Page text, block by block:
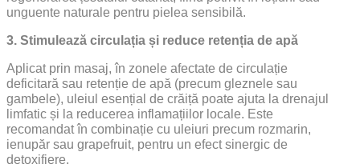
unguente naturale pentru pielea sensibilă.
3. Stimulează circulația și reduce retenția de apă
Aplicat prin masaj, în zonele afectate de circulație
deficitară sau retenție de apă (precum gleznele sau
gambele), uleiul esențial de crăiță poate ajuta la drenajul
limfatic și la reducerea inflamațiilor locale. Este
recomandat în combinație cu uleiuri precum rozmarin,
ienupăr sau grapefruit, pentru un efect sinergic de
detoxifiere.